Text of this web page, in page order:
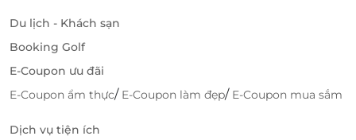
Du lịch - Khách sạn
Booking Golf
E-Coupon ưu đãi
E-Coupon ẩm thực/ E-Coupon làm đẹp/ E-Coupon mua sắm
Dịch vụ tiện ích